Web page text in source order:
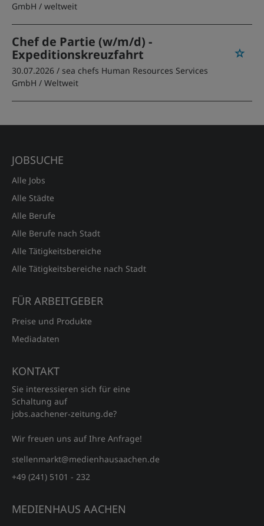
GmbH / weltweit
Chef de Partie (w/m/d) -
Expeditionskreuzfahrt
30.07.2026 / sea chefs Human Resources Services
GmbH / Weltweit
JOBSUCHE
Alle Jobs
Alle Städte
Alle Berufe
Alle Berufe nach Stadt
Alle Tätigkeitsbereiche
Alle Tätigkeitsbereiche nach Stadt
FÜR ARBEITGEBER
Preise und Produkte
Mediadaten
KONTAKT
Sie interessieren sich für eine
Schaltung auf
jobs.aachener‑zeitung.de?
Wir freuen uns auf Ihre Anfrage!
stellenmarkt@medienhausaachen.de
+49 (241) 5101 - 232
MEDIENHAUS AACHEN